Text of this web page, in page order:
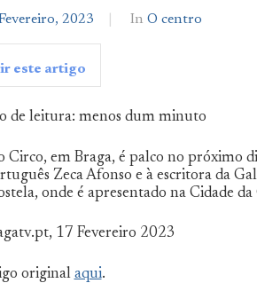
2023
By
In O centro
este artigo
de leitura: menos dum minuto
Circo, em Braga, é palco no próximo
Zeca Afonso e à escritora da
onde é apresentado na Cidade
17 Fevereiro 2023
original aqui.